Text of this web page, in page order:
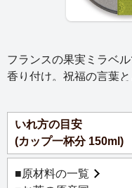
フランスの果実ミラベ
香り付け。祝福の言葉
いれ方の目安
(カップ一杯分 150ml)
■原材料の一覧